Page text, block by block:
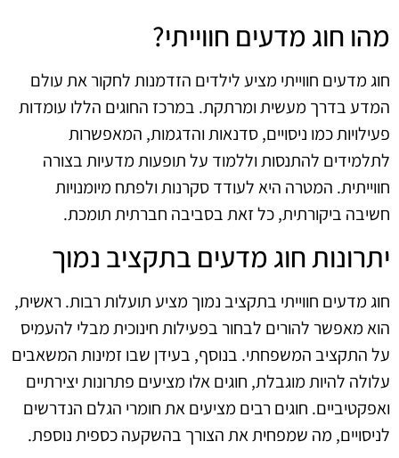
מהו חוג מדעים חווייתי?
חוג מדעים חווייתי מציע לילדים הזדמנות לחקור את עולם
המדע בדרך מעשית ומרתקת. במרכז החוגים הללו עומדות
פעילויות כמו ניסויים, סדנאות והדגמות, המאפשרות
לתלמידים להתנסות וללמוד על תופעות מדעיות בצורה
חווייתית. המטרה היא לעודד סקרנות ולפתח מיומנויות
חשיבה ביקורתית, כל זאת בסביבה חברתית תומכת.
יתרונות חוג מדעים בתקציב נמוך
חוג מדעים חווייתי בתקציב נמוך מציע תועלות רבות. ראשית,
הוא מאפשר להורים לבחור בפעילות חינוכית מבלי להעמיס
על התקציב המשפחתי. בנוסף, בעידן שבו זמינות המשאבים
עלולה להיות מוגבלת, חוגים אלו מציעים פתרונות יצירתיים
ואפקטיביים. חוגים רבים מציעים את חומרי הגלם הנדרשים
לניסויים, מה שמפחית את הצורך בהשקעה כספית נוספת.